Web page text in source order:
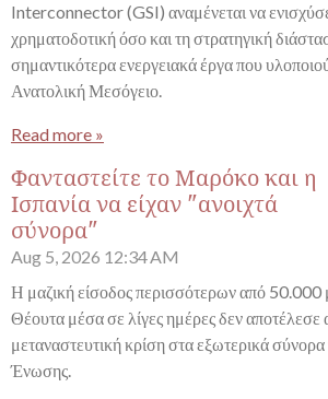
Interconnector (GSI) αναμένεται να
χρηματοδοτική όσο και τη στρατηγική
σημαντικότερα ενεργειακά έργα που
Ανατολική Μεσόγειο.
Read more »
Φανταστείτε το Μαρόκο και η
Ισπανία να είχαν "ανοιχτά
σύνορα"
Aug 5, 2026 12:34 AM
Η μαζική είσοδος περισσότερων από 50.000
Θέουτα μέσα σε λίγες ημέρες δεν
μεταναστευτική κρίση στα εξωτερικά
Ένωσης.